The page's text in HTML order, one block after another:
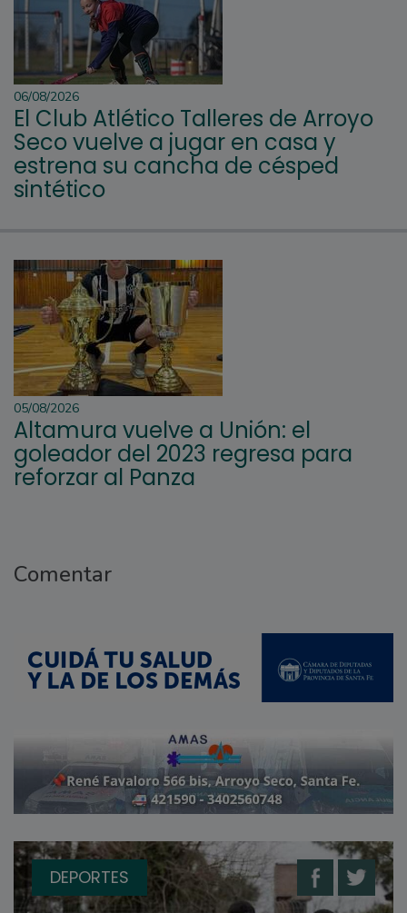
06/08/2026
El Club Atlético Talleres de Arroyo
Seco vuelve a jugar en casa y
estrena su cancha de césped
sintético
05/08/2026
Altamura vuelve a Unión: el
goleador del 2023 regresa para
reforzar al Panza
Comentar
DEPORTES